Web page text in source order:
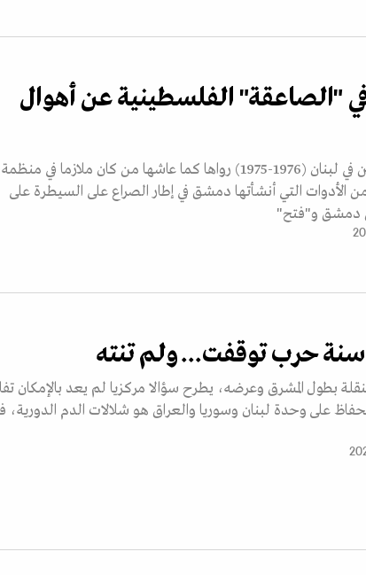
"الصاعقة" الفلسطينية عن أهوال
شهادة عن حرب السنتين في لبنان (1976-1975) رواها كما عاشها من كان ملازما في منظمة
الأدوات التي أنشأتها دمشق في إطار الصراع على السيطرة على
دمشق و"فتح"
بطول المشرق وعرضه، يطرح سؤالا مركزيا لم يعد بالإمكان
على وحدة لبنان وسوريا والعراق هو شلالات الدم الدورية،